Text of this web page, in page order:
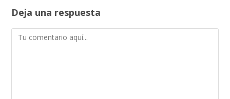
Deja una respuesta